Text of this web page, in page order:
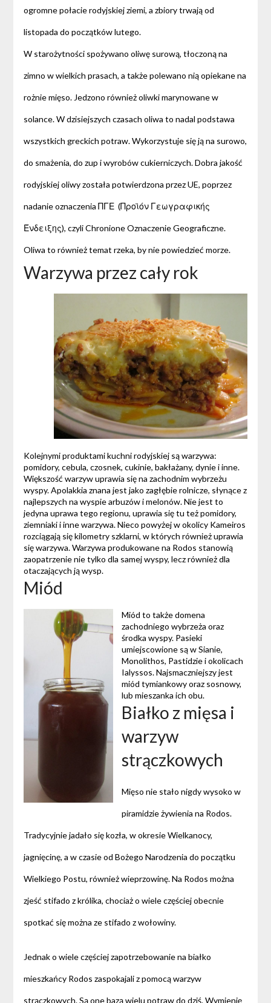
ogromne połacie rodyjskiej ziemi, a zbiory trwają od
listopada do początków lutego.
W starożytności spożywano oliwę surową, tłoczoną na
zimno w wielkich prasach, a także polewano nią opiekane na
rożnie mięso. Jedzono również oliwki marynowane w
solance. W dzisiejszych czasach oliwa to nadal podstawa
wszystkich greckich potraw. Wykorzystuje się ją na surowo,
do smażenia, do zup i wyrobów cukierniczych. Dobra jakość
rodyjskiej oliwy została potwierdzona przez UE, poprzez
nadanie oznaczenia ΠΓΕ (Προϊόν Γεωγραφικής
Ένδειξης), czyli Chronione Oznaczenie Geograficzne.
Oliwa to również temat rzeka, by nie powiedzieć morze.
Warzywa przez cały rok
Kolejnymi produktami kuchni rodyjskiej są warzywa:
pomidory, cebula, czosnek, cukinie, bakłażany, dynie i inne.
Większość warzyw uprawia się na zachodnim wybrzeżu
wyspy. Apolakkia znana jest jako zagłębie rolnicze, słynące z
najlepszych na wyspie arbuzów i melonów. Nie jest to
jedyna uprawa tego regionu, uprawia się tu też pomidory,
ziemniaki i inne warzywa. Nieco powyżej w okolicy Kameiros
rozciągają się kilometry szklarni, w których również uprawia
się warzywa. Warzywa produkowane na Rodos stanowią
zaopatrzenie nie tylko dla samej wyspy, lecz również dla
otaczających ją wysp.
Miód
Miód to także domena
zachodniego wybrzeża oraz
środka wyspy. Pasieki
umiejscowione są w Sianie,
Monolithos, Pastidzie i okolicach
Ialyssos. Najsmaczniejszy jest
miód tymiankowy oraz sosnowy,
lub mieszanka ich obu.
Białko z mięsa i
warzyw
strączkowych
Mięso nie stało nigdy wysoko w
piramidzie żywienia na Rodos.
Tradycyjnie jadało się kozła, w okresie Wielkanocy,
jagnięcinę, a w czasie od Bożego Narodzenia do początku
Wielkiego Postu, również wieprzowinę. Na Rodos można
zjeść stifado z królika, chociaż o wiele częściej obecnie
spotkać się można ze stifado z wołowiny.
Jednak o wiele częściej zapotrzebowanie na białko
mieszkańcy Rodos zaspokajali z pomocą warzyw
strączkowych. Są one bazą wielu potraw do dziś. Wymienię